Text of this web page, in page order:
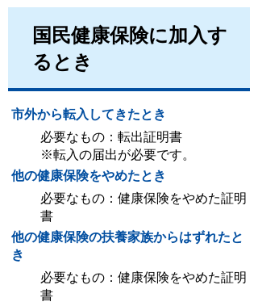
国民健康保険に加入す
るとき
市外から転入してきたとき
必要なもの：転出証明書
※転入の届出が必要です。
他の健康保険をやめたとき
必要なもの：健康保険をやめた証明
書
他の健康保険の扶養家族からはずれたと
き
必要なもの：健康保険をやめた証明
書